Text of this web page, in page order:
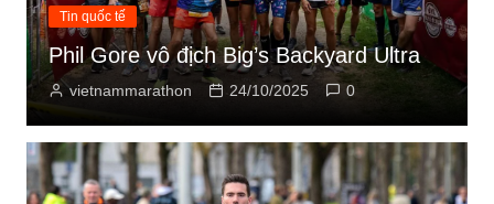
Tin quốc tế
Phil Gore vô địch Big’s Backyard Ultra
vietnammarathon 24/10/2025 0